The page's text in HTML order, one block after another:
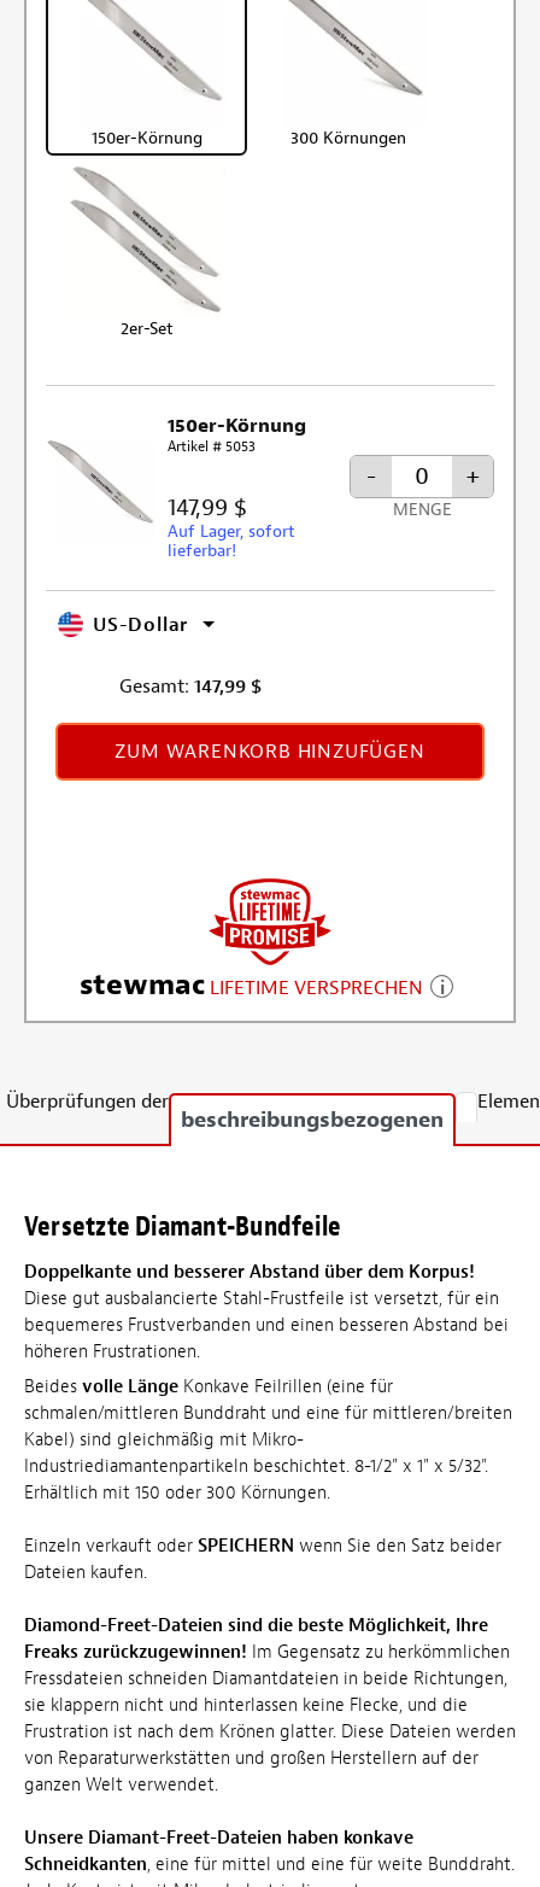
150er-Körnung 300 Körnungen
2er-Set
150er-Körnung
Artikel # 5053
147,99 $
Auf Lager, sofort
lieferbar!
- +
MENGE
US-Dollar
Gesamt: 147,99 $
ZUM WARENKORB HINZUFÜGEN
stewmac LIFETIME VERSPRECHEN
Überprüfungen der
beschreibungsbezogenen
Versetzte Diamant-Bundfeile
Doppelkante und besserer Abstand über dem Korpus!
Diese gut ausbalancierte Stahl-Frustfeile ist versetzt, für ein
bequemeres Frustverbanden und einen besseren Abstand bei
höheren Frustrationen.
Beides volle Länge Konkave Feilrillen (eine für
schmalen/mittleren Bunddraht und eine für mittleren/breiten
Kabel) sind gleichmäßig mit Mikro-
Industriediamantenpartikeln beschichtet. 8-1/2" x 1" x 5/32".
Erhältlich mit 150 oder 300 Körnungen.
Einzeln verkauft oder SPEICHERN wenn Sie den Satz beider
Dateien kaufen.
Diamond-Freet-Dateien sind die beste Möglichkeit, Ihre
Freaks zurückzugewinnen! Im Gegensatz zu herkömmlichen
Fressdateien schneiden Diamantdateien in beide Richtungen,
sie klappern nicht und hinterlassen keine Flecke, und die
Frustration ist nach dem Krönen glatter. Diese Dateien werden
von Reparaturwerkstätten und großen Herstellern auf der
ganzen Welt verwendet.
Unsere Diamant-Freet-Dateien haben konkave
Schneidkanten, eine für mittel und eine für weite Bunddraht.